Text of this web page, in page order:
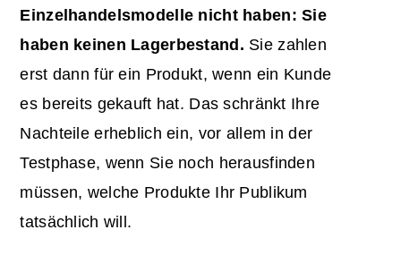
Einzelhandelsmodelle nicht haben: Sie
haben keinen Lagerbestand. Sie zahlen
erst dann für ein Produkt, wenn ein Kunde
es bereits gekauft hat. Das schränkt Ihre
Nachteile erheblich ein, vor allem in der
Testphase, wenn Sie noch herausfinden
müssen, welche Produkte Ihr Publikum
tatsächlich will.